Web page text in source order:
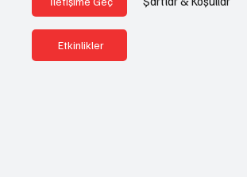
Etkinlikler